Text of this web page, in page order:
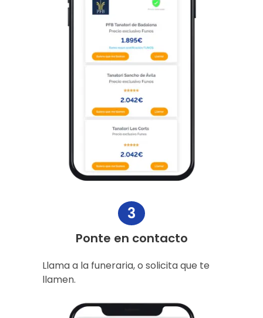
3
Ponte en contacto
Llama a la funeraria, o solicita que te
llamen.